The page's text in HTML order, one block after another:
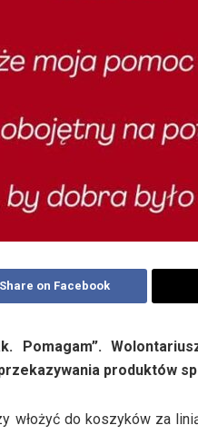
Share on Facebook
Pomagam”.
produktów
włożyć do koszyków za